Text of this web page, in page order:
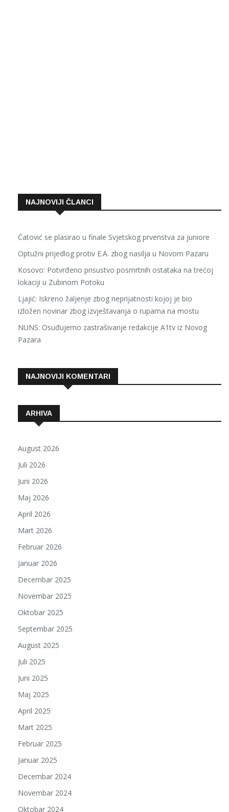
NAJNOVIJI ČLANCI
Ćatović se plasirao u finale Svjetskog prvenstva za juniore
Optužni prijedlog protiv E.A. zbog nasilja u Novom Pazaru
Kosovo: Potvrđeno prisustvo posmrtnih ostataka na trećoj
lokaciji u Zubinom Potoku
Ljajić: Iskreno žaljenje zbog neprijatnosti kojoj je bio
izložen novinar zbog izvještavanja o rupama na mostu
NUNS: Osuđujemo zastrašivanje redakcije A1tv iz Novog
Pazara
NAJNOVIJI KOMENTARI
ARHIVA
August 2026
Juli 2026
Juni 2026
Maj 2026
April 2026
Mart 2026
Februar 2026
Januar 2026
Decembar 2025
Novembar 2025
Oktobar 2025
Septembar 2025
August 2025
Juli 2025
Juni 2025
Maj 2025
April 2025
Mart 2025
Februar 2025
Januar 2025
Decembar 2024
Novembar 2024
Oktobar 2024